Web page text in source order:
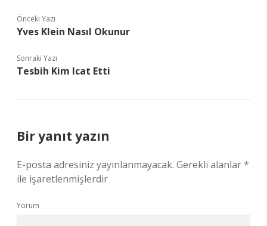
Önceki Yazı
Yves Klein Nasıl Okunur
Sonraki Yazı
Tesbih Kim Icat Etti
Bir yanıt yazın
E-posta adresiniz yayınlanmayacak. Gerekli alanlar*
ile işaretlenmişlerdir
Yorum